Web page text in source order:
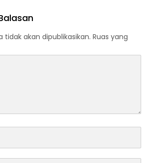
tidak akan dipublikasikan. Ruas yang